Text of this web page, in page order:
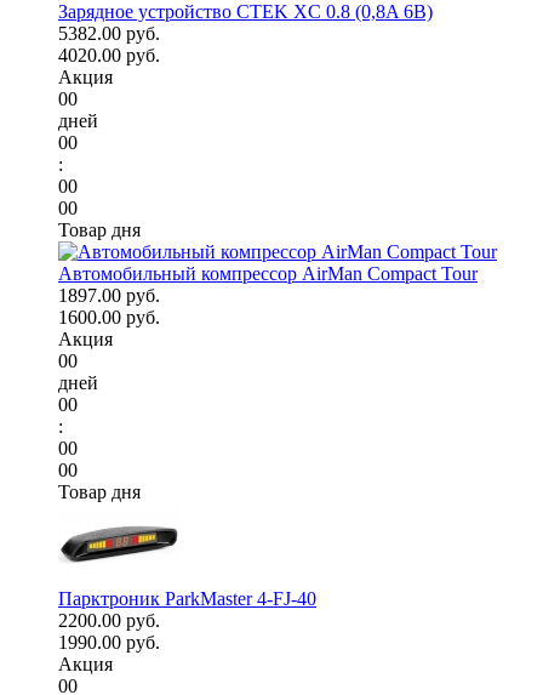
Зарядное устройство CTEK XC 0.8 (0,8A 6В)
5382.00 руб.
4020.00 руб.
Акция
00
дней
00
:
00
00
Товар дня
Автомобильный компрессор AirMan Compact Tour
1897.00 руб.
1600.00 руб.
Акция
00
дней
00
:
00
00
Товар дня
Парктроник ParkMaster 4-FJ-40
2200.00 руб.
1990.00 руб.
Акция
00